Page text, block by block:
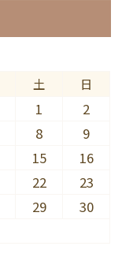
土 日
1
2
8
9
15
16
22
23
29
30